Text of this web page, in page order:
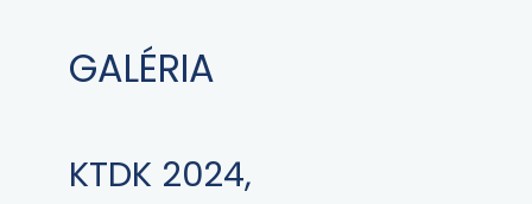
GALÉRIA
KTDK 2024,